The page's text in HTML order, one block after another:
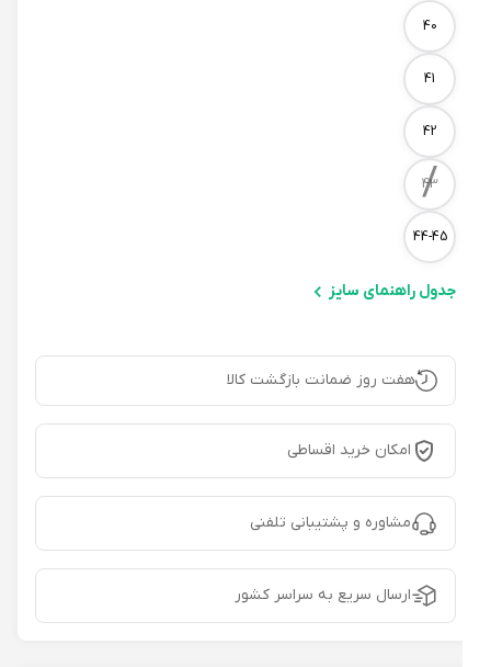
Size
/
44-45
جدول راهنمای سایز
هفت روز ضمانت بازگشت کالا
امکان خرید اقساطی
مشاوره و پشتیبانی تلفنی
ارسال سریع به سراسر کشور